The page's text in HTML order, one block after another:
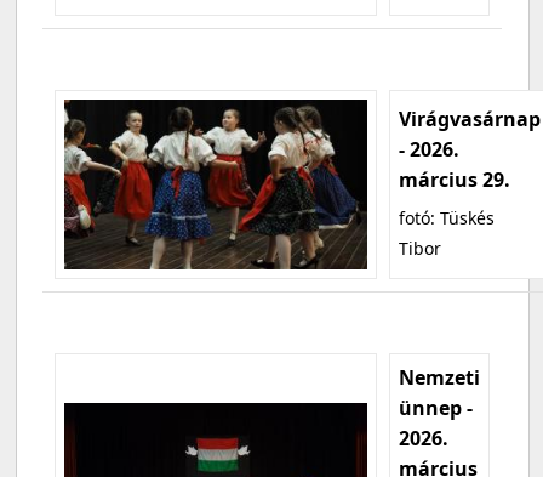
Virágvasárnap
- 2026.
március 29.
fotó: Tüskés
Tibor
Nemzeti
ünnep -
2026.
március